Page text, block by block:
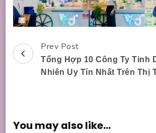
Post
Navigation
Prev Post
Tổng Hợp 10 Công Ty Tinh
Nhiên Uy Tín Nhất Trên Thị
You may also like...